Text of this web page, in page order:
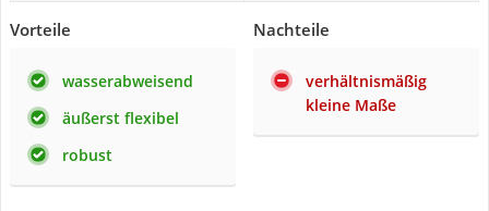
Vorteile
wasserabweisend
äußerst flexibel
robust
Nachteile
verhältnismäßig
kleine Maße